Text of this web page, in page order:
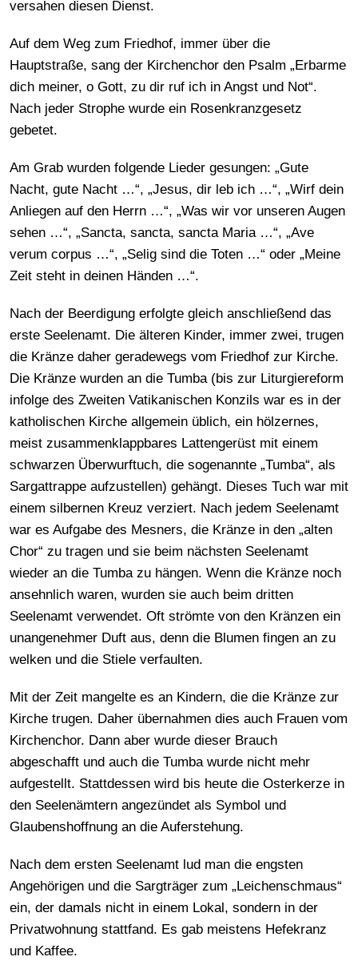
versahen diesen Dienst.
Auf dem Weg zum Friedhof, immer über die
Hauptstraße, sang der Kirchenchor den Psalm „Erbarme
dich meiner, o Gott, zu dir ruf ich in Angst und Not“.
Nach jeder Strophe wurde ein Rosenkranzgesetz
gebetet.
Am Grab wurden folgende Lieder gesungen: „Gute
Nacht, gute Nacht …“, „Jesus, dir leb ich …“, „Wirf dein
Anliegen auf den Herrn …“, „Was wir vor unseren Augen
sehen …“, „Sancta, sancta, sancta Maria …“, „Ave
verum corpus …“, „Selig sind die Toten …“ oder „Meine
Zeit steht in deinen Händen …“.
Nach der Beerdigung erfolgte gleich anschließend das
erste Seelenamt. Die älteren Kinder, immer zwei, trugen
die Kränze daher geradewegs vom Friedhof zur Kirche.
Die Kränze wurden an die Tumba (bis zur Liturgiereform
infolge des Zweiten Vatikanischen Konzils war es in der
katholischen Kirche allgemein üblich, ein hölzernes,
meist zusammenklappbares Lattengerüst mit einem
schwarzen Überwurftuch, die sogenannte „Tumba“, als
Sargattrappe aufzustellen) gehängt. Dieses Tuch war mit
einem silbernen Kreuz verziert. Nach jedem Seelenamt
war es Aufgabe des Mesners, die Kränze in den „alten
Chor“ zu tragen und sie beim nächsten Seelenamt
wieder an die Tumba zu hängen. Wenn die Kränze noch
ansehnlich waren, wurden sie auch beim dritten
Seelenamt verwendet. Oft strömte von den Kränzen ein
unangenehmer Duft aus, denn die Blumen fingen an zu
welken und die Stiele verfaulten.
Mit der Zeit mangelte es an Kindern, die die Kränze zur
Kirche trugen. Daher übernahmen dies auch Frauen vom
Kirchenchor. Dann aber wurde dieser Brauch
abgeschafft und auch die Tumba wurde nicht mehr
aufgestellt. Stattdessen wird bis heute die Osterkerze in
den Seelenämtern angezündet als Symbol und
Glaubenshoffnung an die Auferstehung.
Nach dem ersten Seelenamt lud man die engsten
Angehörigen und die Sargträger zum „Leichenschmaus“
ein, der damals nicht in einem Lokal, sondern in der
Privatwohnung stattfand. Es gab meistens Hefekranz
und Kaffee.